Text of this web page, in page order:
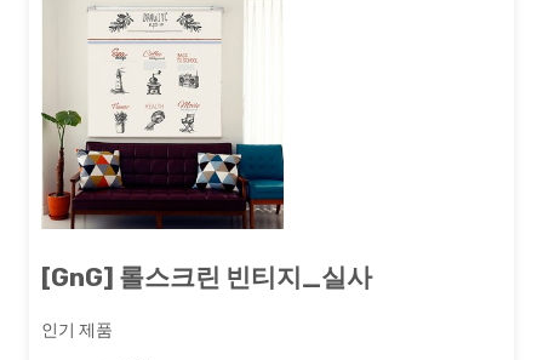
[GnG] 롤스크린 빈티지_실사
인기 제품